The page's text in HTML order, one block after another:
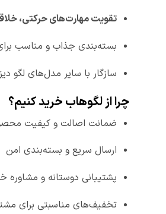
تقویت مهارت‌های حرکتی،
بسته‌بندی جذاب و مناسب
سازگار با سایر مدل‌های لگو
چرا از لگوهاب خرید کنیم؟
ضمانت اصالت و کیفیت
ارسال سریع و بسته‌بندی امن
پشتیبانی دوستانه و مشاوره
تخفیف‌های مناسبتی برای